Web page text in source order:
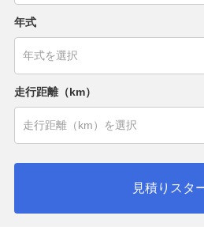
年式
走行距離（km）
見積りスタ